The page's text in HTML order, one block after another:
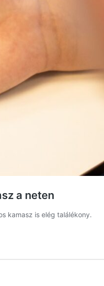
a neten
kamasz is elég találékony.